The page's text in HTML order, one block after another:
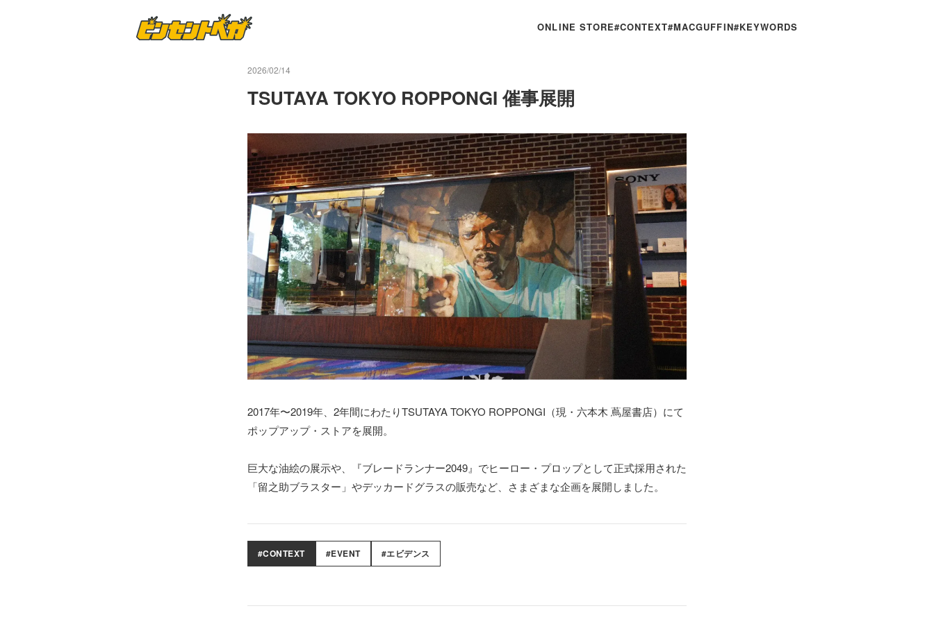
ONLINE STORE#CONTEXT#MACGUFFIN#KEYWORDS
2026/02/14
TSUTAYA TOKYO ROPPONGI 催事展開
2017年〜2019年、2年間にわたりTSUTAYA TOKYO ROPPONGI（現・六本木 蔦屋書店）にて
ポップアップ・ストアを展開。
巨大な油絵の展示や、『ブレードランナー2049』でヒーロー・プロップとして正式採用された
「留之助ブラスター」やデッカードグラスの販売など、さまざまな企画を展開しました。
#CONTEXT #EVENT #エビデンス